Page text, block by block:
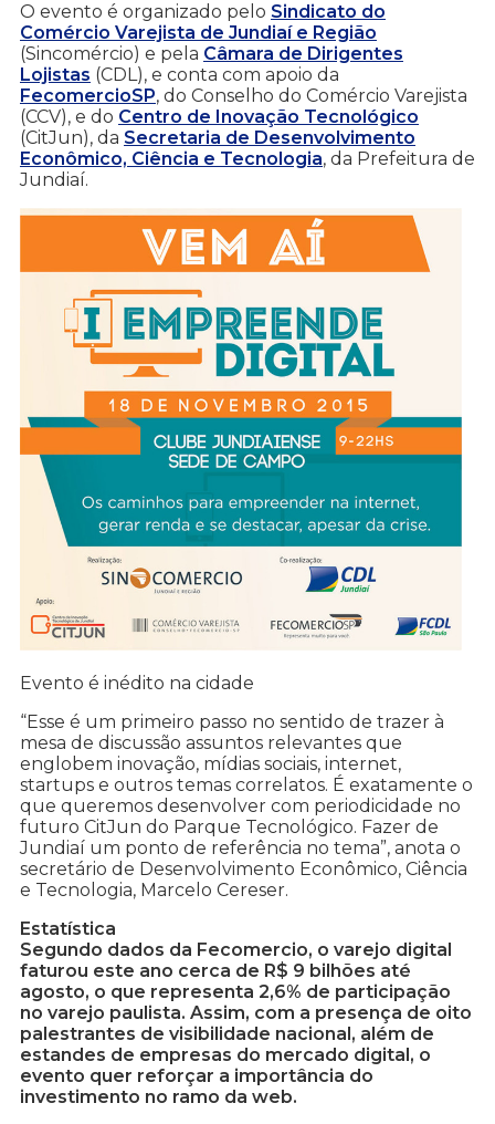
O evento é organizado pelo Sindicato do
Comércio Varejista de Jundiaí e Região
(Sincomércio) e pela Câmara de Dirigentes
Lojistas (CDL), e conta com apoio da
FecomercioSP, do Conselho do Comércio Varejista
(CCV), e do Centro de Inovação Tecnológico
(CitJun), da Secretaria de Desenvolvimento
Econômico, Ciência e Tecnologia, da Prefeitura de
Jundiaí.
Evento é inédito na cidade
“Esse é um primeiro passo no sentido de trazer à
mesa de discussão assuntos relevantes que
englobem inovação, mídias sociais, internet,
startups e outros temas correlatos. É exatamente o
que queremos desenvolver com periodicidade no
futuro CitJun do Parque Tecnológico. Fazer de
Jundiaí um ponto de referência no tema”, anota o
secretário de Desenvolvimento Econômico, Ciência
e Tecnologia, Marcelo Cereser.
Estatística
Segundo dados da Fecomercio, o varejo digital
faturou este ano cerca de R$ 9 bilhões até
agosto, o que representa 2,6% de participação
no varejo paulista. Assim, com a presença de oito
palestrantes de visibilidade nacional, além de
estandes de empresas do mercado digital, o
evento quer reforçar a importância do
investimento no ramo da web.